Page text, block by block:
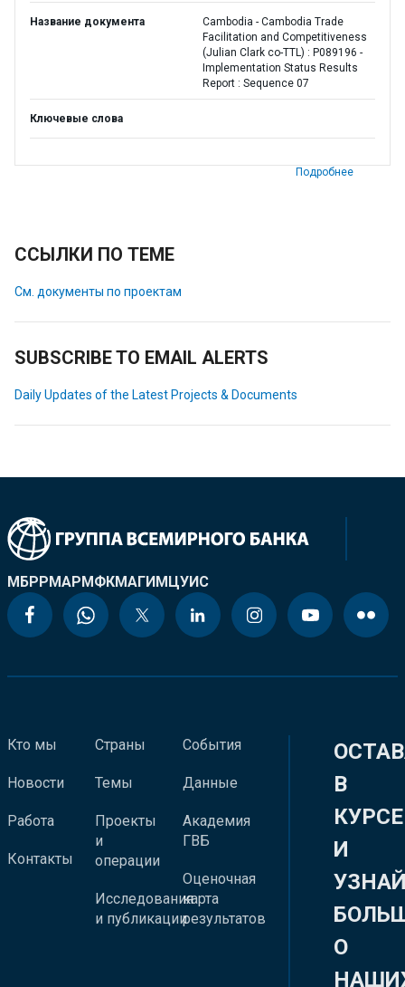
Название документа
Cambodia - Cambodia Trade
Facilitation and Competitiveness
(Julian Clark co-TTL) : P089196 -
Implementation Status Results
Report : Sequence 07
Ключевые слова
Подробнее
ССЫЛКИ ПО ТЕМЕ
См. документы по проектам
SUBSCRIBE TO EMAIL ALERTS
Daily Updates of the Latest Projects & Documents
МБРРМАРМФКМАГИМЦУИС
Кто мы
Новости
Работа
Контакты
Страны
Темы
Проекты
и
операции
Исследования
и публикации
События
Данные
Академия
ГВБ
Оценочная
карта
результатов
В
КУРСЕ
И
О